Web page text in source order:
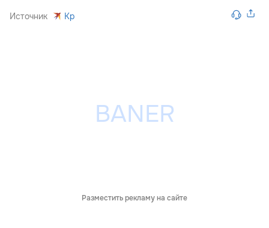
Источник Kp
Разместить рекламу на сайте